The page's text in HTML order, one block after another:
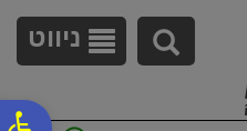
נגישות
ניווט